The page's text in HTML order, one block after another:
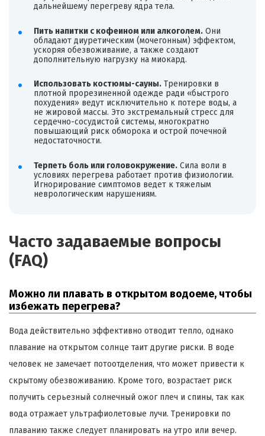
дальнейшему перегреву ядра тела.
Пить напитки с кофеином или алкоголем.Они
обладают диуретическим (мочегонным) эффектом,
ускоряя обезвоживание, а также создают
дополнительную нагрузку на миокард.
Использовать костюмы-сауны.Тренировки в
плотной прорезиненной одежде ради «быстрого
похудения» ведут исключительно к потере воды, а
не жировой массы. Это экстремальный стресс для
сердечно-сосудистой системы, многократно
повышающий риск обморока и острой почечной
недостаточности.
Терпеть боль или головокружение.Сила воли в
условиях перегрева работает против физиологии.
Игнорирование симптомов ведет к тяжелым
неврологическим нарушениям.
Часто задаваемые вопросы
(FAQ)
Можно ли плавать в открытом водоеме, чтобы
избежать перегрева?
Вода действительно эффективно отводит тепло, однако
плавание на открытом солнце таит другие риски. В воде
человек не замечает потоотделения, что может привести к
скрытому обезвоживанию. Кроме того, возрастает риск
получить серьезный солнечный ожог плеч и спины, так как
вода отражает ультрафиолетовые лучи. Тренировки по
плаванию также следует планировать на утро или вечер.